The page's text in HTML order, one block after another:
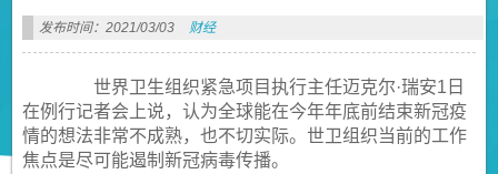
发布时间：2021/03/03 财经
世界卫生组织紧急项目执行主任迈克尔·瑞安1日
在例行记者会上说，认为全球能在今年年底前结束新冠疫
情的想法非常不成熟，也不切实际。世卫组织当前的工作
焦点是尽可能遏制新冠病毒传播。